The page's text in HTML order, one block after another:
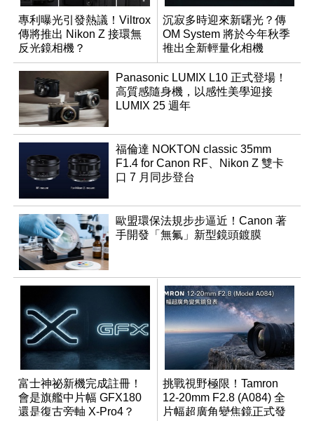
專利曝光引發熱議！Viltrox
傳將推出 Nikon Z 接環無
反光鏡相機？
沉寂多時迎來新曙光？傳
OM System 將於今年秋季
推出全新輕量化相機
Panasonic LUMIX L10 正式登場！
高質感隨身機，以感性美學迎接
LUMIX 25 週年
福倫達 NOKTON classic 35mm
F1.4 for Canon RF、Nikon Z 雙卡
口 7 月同步登台
歐盟環保法規步步逼近！Canon 著
手開發「無氟」新型鏡頭鍍膜
富士神祕新機完成註冊！
會是旗艦中片幅 GFX180
還是復古旁軸 X-Pro4？
挑戰視野極限！Tamron
12-20mm F2.8 (A084) 全
片幅超廣角變焦鏡正式發